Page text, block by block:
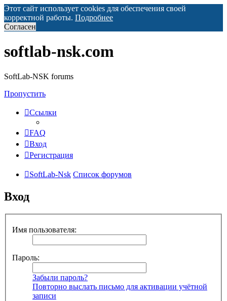
Этот сайт использует cookies для обеспечения своей
корректной работы. Подробнее
Согласен
softlab-nsk.com
SoftLab-NSK forums
Пропустить
Ссылки
FAQ
Вход
Регистрация
SoftLab-Nsk Список форумов
Вход
Имя пользователя:
Пароль:
Забыли пароль?
Повторно выслать письмо для активации учётной
записи